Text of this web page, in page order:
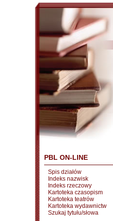
PBL ON-LINE
Spis działów
Indeks nazwisk
Indeks rzeczowy
Kartoteka czasopism
Kartoteka teatrów
Kartoteka wydawnictw
Szukaj tytułu/słowa